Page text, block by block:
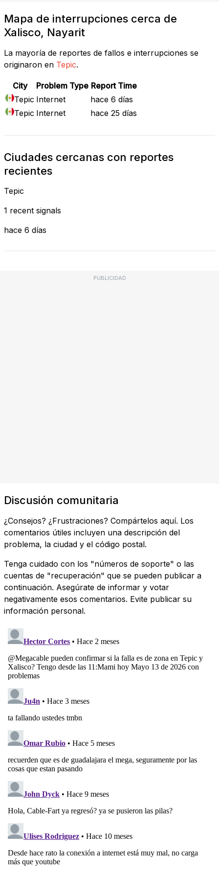
Mapa de interrupciones cerca de
Xalisco, Nayarit
La mayoría de reportes de fallos e interrupciones se
originaron en Tepic.
City Problem Type Report Time
Tepic Internet
hace 6 días
Tepic Internet hace 25 días
Ciudades cercanas con reportes
recientes
Tepic
1 recent signals
hace 6 días
PUBLICIDAD
Discusión comunitaria
¿Consejos? ¿Frustraciones? Compártelos aquí. Los
comentarios útiles incluyen una descripción del
problema, la ciudad y el código postal.
Tenga cuidado con los "números de soporte" o las
cuentas de "recuperación" que se pueden publicar a
continuación. Asegúrate de informar y votar
negativamente esos comentarios. Evite publicar su
información personal.